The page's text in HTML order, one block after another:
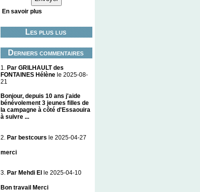
En savoir plus
Les plus lus
Derniers commentaires
1.
Par GRILHAULT des
FONTAINES Hélène le 2025-08-
21
Bonjour, depuis 10 ans j'aide
bénévolement 3 jeunes filles de
la campagne à côté d'Essaouira
à suivre ...
2. Par bestcours le 2025-04-27
merci
3. Par Mehdi El le 2025-04-10
Bon travail Merci